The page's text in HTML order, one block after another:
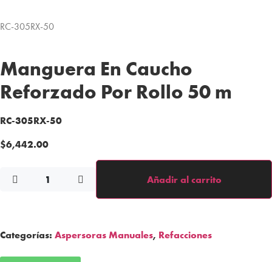
RC-305RX-50
Manguera En Caucho
Reforzado Por Rollo 50 m
RC-305RX-50
$6,442.00
Añadir al carrito
Categorías: Aspersoras Manuales, Refacciones